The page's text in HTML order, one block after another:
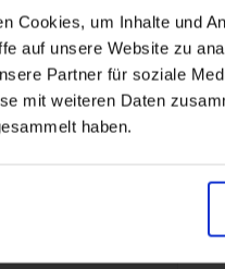
Cookies, um Inhalte und
auf unsere Website zu
Partner für soziale
mit weiteren Daten
haben.
151
212
104
15